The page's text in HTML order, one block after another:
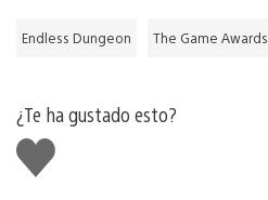
Endless Dungeon The Game Awards
¿Te ha gustado esto?
Me
gusta
esto